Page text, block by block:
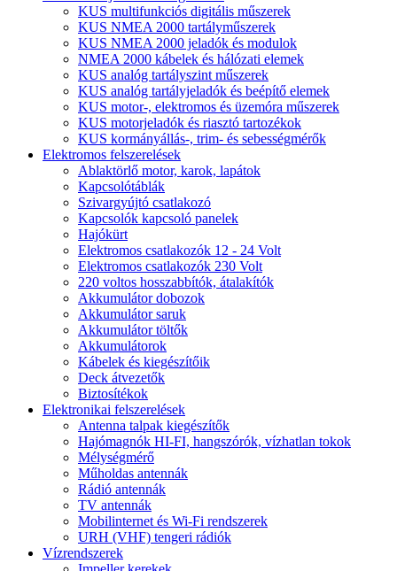
KUS multifunkciós digitális műszerek
KUS NMEA 2000 tartályműszerek
KUS NMEA 2000 jeladók és modulok
NMEA 2000 kábelek és hálózati elemek
KUS analóg tartályszint műszerek
KUS analóg tartályjeladók és beépítő elemek
KUS motor-, elektromos és üzemóra műszerek
KUS motorjeladók és riasztó tartozékok
KUS kormányállás-, trim- és sebességmérők
Elektromos felszerelések
Ablaktörlő motor, karok, lapátok
Kapcsolótáblák
Szivargyújtó csatlakozó
Kapcsolók kapcsoló panelek
Hajókürt
Elektromos csatlakozók 12 - 24 Volt
Elektromos csatlakozók 230 Volt
220 voltos hosszabbítók, átalakítók
Akkumulátor dobozok
Akkumulátor saruk
Akkumulátor töltők
Akkumulátorok
Kábelek és kiegészítőik
Deck átvezetők
Biztosítékok
Elektronikai felszerelések
Antenna talpak kiegészítők
Hajómagnók HI-FI, hangszórók, vízhatlan tokok
Mélységmérő
Műholdas antennák
Rádió antennák
TV antennák
Mobilinternet és Wi-Fi rendszerek
URH (VHF) tengeri rádiók
Vízrendszerek